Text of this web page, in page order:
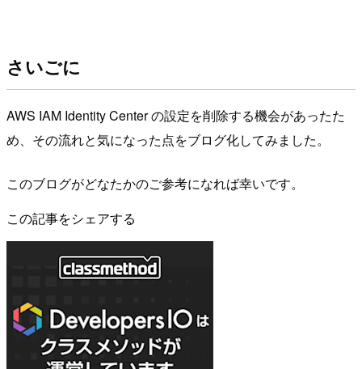
さいごに
AWS IAM Identity Center の設定を削除する機会があったた
め、その流れと気になった点をブログ化してみました。
このブログがどなたかのご参考になれば幸いです。
この記事をシェアする